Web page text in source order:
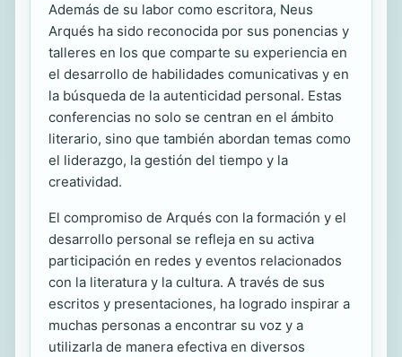
Además de su labor como escritora, Neus
Arqués ha sido reconocida por sus ponencias y
talleres en los que comparte su experiencia en
el desarrollo de habilidades comunicativas y en
la búsqueda de la autenticidad personal. Estas
conferencias no solo se centran en el ámbito
literario, sino que también abordan temas como
el liderazgo, la gestión del tiempo y la
creatividad.
El compromiso de Arqués con la formación y el
desarrollo personal se refleja en su activa
participación en redes y eventos relacionados
con la literatura y la cultura. A través de sus
escritos y presentaciones, ha logrado inspirar a
muchas personas a encontrar su voz y a
utilizarla de manera efectiva en diversos